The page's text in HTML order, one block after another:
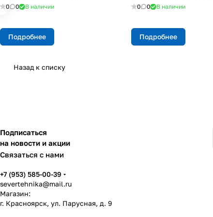
0 0 В наличии
Подробнее
0 0 В наличии
Подробнее
Назад к списку
Подписаться
на новости и акции
Связаться с нами
+7 (953) 585-00-39
severtehnika@mail.ru
Магазин:
г. Красноярск, ул. Парусная, д. 9